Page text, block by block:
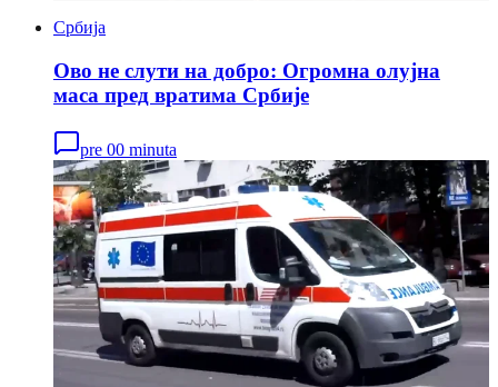
Србија
Ово не слути на добро: Огромна олујна
маса пред вратима Србије
pre 00 minuta